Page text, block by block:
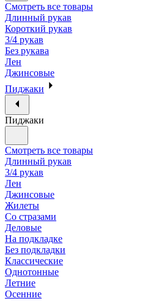
Смотреть все товары
Длинный рукав
Короткий рукав
3/4 рукав
Без рукава
Лен
Джинсовые
Пиджаки
Пиджаки
Смотреть все товары
Длинный рукав
3/4 рукав
Лен
Джинсовые
Жилеты
Со стразами
Деловые
На подкладке
Без подкладки
Классические
Однотонные
Летние
Осенние